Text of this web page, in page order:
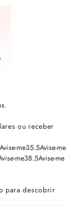
.
ou receber
Avise-me35.5Avise-me
me38.5Avise-me
para descobrir